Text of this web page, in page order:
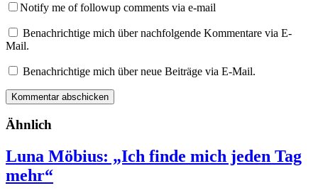
Notify me of followup comments via e-mail
Benachrichtige mich über nachfolgende Kommentare via E-
Mail.
Benachrichtige mich über neue Beiträge via E-Mail.
Ähnlich
Luna Möbius: „Ich finde mich jeden Tag
mehr“